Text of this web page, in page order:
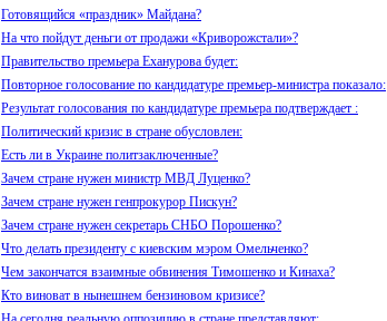
Готовящийся «праздник» Майдана?
На что пойдут деньги от продажи «Криворожстали»?
Правительство премьера Еханурова будет:
Повторное голосование по кандидатуре премьер-министра показало:
Результат голосования по кандидатуре премьера подтверждает :
Политический кризис в стране обусловлен:
Есть ли в Украине политзаключенные?
Зачем стране нужен министр МВД Луценко?
Зачем стране нужен генпрокурор Пискун?
Зачем стране нужен секретарь СНБО Порошенко?
Что делать президенту с киевским мэром Омельченко?
Чем закончатся взаимные обвинения Тимошенко и Кинаха?
Кто виноват в нынешнем бензиновом кризисе?